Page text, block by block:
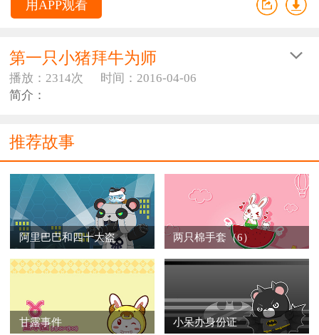
用APP观看
第一只小猪拜牛为师
播放：2314次
时间：2016-04-06
简介：
推荐故事
阿里巴巴和四十大盗 两只棉手套（6）
甘露事件 小呆办身份证